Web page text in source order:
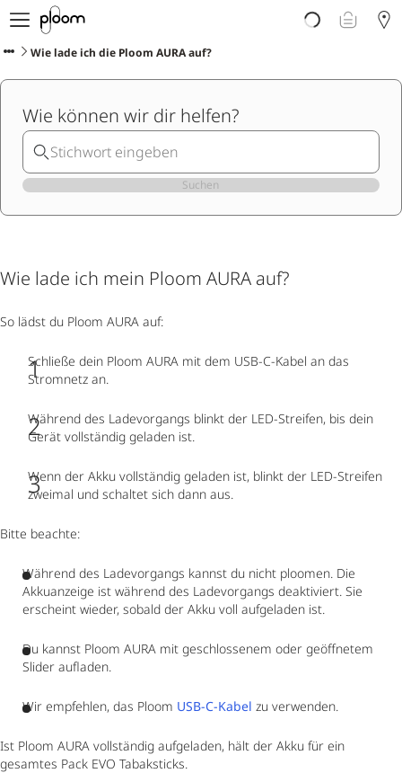
Über Ploom
Shop
Club
Support
Sorten Check
Wichtige Hinweise
Wie lade ich die Ploom AURA auf?
Wie können wir dir helfen?
Suchen
Wie lade ich mein Ploom AURA auf?
So lädst du Ploom AURA auf:
Schließe dein Ploom AURA mit dem USB-C-Kabel an das
Stromnetz an.
Während des Ladevorgangs blinkt der LED-Streifen, bis dein
Gerät vollständig geladen ist.
Wenn der Akku vollständig geladen ist, blinkt der LED-Streifen
zweimal und schaltet sich dann aus.
Bitte beachte:
Während des Ladevorgangs kannst du nicht ploomen. Die
Akkuanzeige ist während des Ladevorgangs deaktiviert. Sie
erscheint wieder, sobald der Akku voll aufgeladen ist.
Du kannst Ploom AURA mit geschlossenem oder geöffnetem
Slider aufladen.
Wir empfehlen, das Ploom USB-C-Kabel zu verwenden.
Ist Ploom AURA vollständig aufgeladen, hält der Akku für ein
gesamtes Pack EVO Tabaksticks.